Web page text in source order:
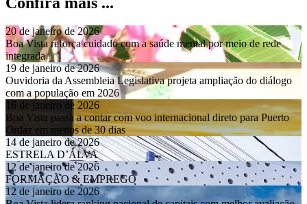
20 de janeiro de 2026
integrada
19 de janeiro de 2026
Ouvidoria da Assembleia Legislativa projeta ampliação do diálogo
com a população em 2026
16 de janeiro de 2026
Boa Vista passa a contar com voo internacional direto para Puerto
Ordaz em menos de 30 dias
14 de janeiro de 2026
ESTRELA D’ÁLVA
12 de janeiro de 2026
FORMAÇÃO & EMPREGO
12 de janeiro de 2026
Boa Vista lidera ranking nacional de capitais com melhor avaliação
em serviços públicos